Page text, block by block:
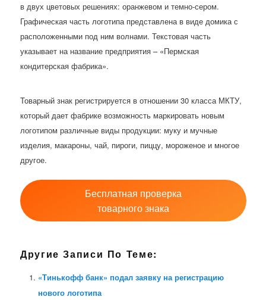
в двух цветовых решениях: оранжевом и темно-сером.
Графическая часть логотипа представлена в виде домика с
расположенными под ним волнами. Текстовая часть
указывает на название предприятия – «Пермская
кондитерская фабрика».
Товарный знак регистрируется в отношении 30 класса МКТУ,
который дает фабрике возможность маркировать новым
логотипом различные виды продукции: муку и мучные
изделия, макароны, чай, пироги, пиццу, мороженое и многое
другое.
Бесплатная проверка
товарного знака
Другие Записи По Теме:
«Тинькофф банк» подал заявку на регистрацию
нового логотипа